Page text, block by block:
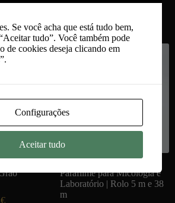
Ver opções
€
Parafilme para Micologia e
Laboratório | Rolo 5 m e 38
m
Se você acha que está tudo bem,
tudo”. Você também pode
de cookies deseja clicando em
Configurações
Aceitar tudo